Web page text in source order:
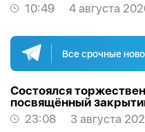
10:49
4 августа
Все срочные
Состоялся
посвящённый
международного
23:08
3 августа